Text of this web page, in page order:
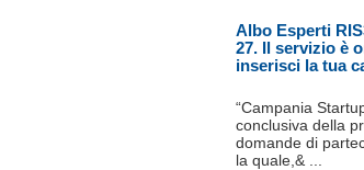
Albo Esperti
27. Il servizio è
inserisci la tua
“Campania
conclusiva della
domande di
la quale,& ...